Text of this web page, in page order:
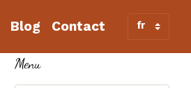
Blog Contact
Menu